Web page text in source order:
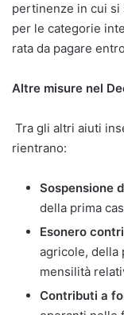
pertinenze in cui si
per le categorie
rata da pagare entro
Altre misure nel
Tra gli altri aiuti
rientrano:
Sospensione
della prima
Esonero
agricole, della
mensilità
Contributi a